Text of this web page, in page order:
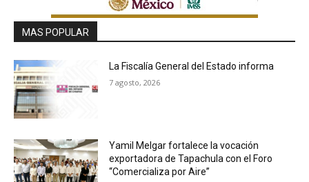
MAS POPULAR
La Fiscalía General del Estado informa
7 agosto, 2026
Yamil Melgar fortalece la vocación
exportadora de Tapachula con el Foro
“Comercializa por Aire”